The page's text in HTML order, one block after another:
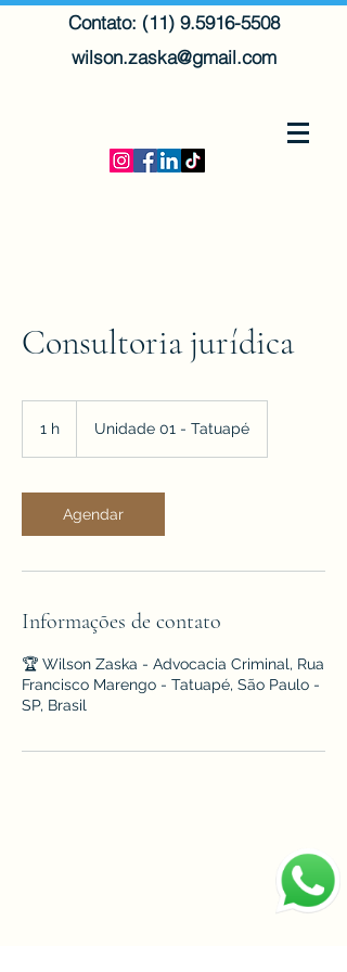
Contato: (11) 9.5916-5508
wilson.zaska@gmail.com
Consultoria jurídica
1 h Unidade 01 - Tatuapé
Agendar
Informações de contato
🏆 Wilson Zaska - Advocacia Criminal, Rua
Francisco Marengo - Tatuapé, São Paulo -
SP, Brasil